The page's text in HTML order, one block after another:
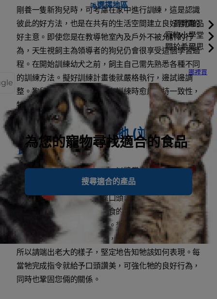
選擇地區
瀏覽產品
寵物小學堂
關於希爾思
哪裡買
為您的寵物尋找適合的食品
搜尋適合的產品
剛養一隻新狗兒時，可考慮在家中進行訓練，這是認識
彼此的好方法，也是在共有的生活空間建立良好習慣的
好主意。即使您是在教導牠室內及戶外不被允許的行
為，天生視飼主為領導者的狗兒仍會很享受這個學習過
程。在開始訓練幼犬之前，飼主自己需先熟悉各種不同
的訓練方法。擬好訓練計畫後就嚴格執行，邊試邊調
整。狗兒是習慣的動物，您在訓練時愈能保持一致性，
牠的行為也就愈能維持一致性。
以老大的地位訓練牠 (並偶爾以零
食輔助)
零食對幼犬具有高度驅動力。以獎賞為出發點的訓練計
畫是鼓勵狗兒學習及遵守命令的妙方，但過量的零食會
使體重上升，因此當愛犬靠口頭命令即可做好指定行為
時，建議您逐漸降低牠對零食的依賴。此外，獎賞不是
飼主獨力訓練時的唯一工具。想想在您家，誰是老大？
狗是一種會成群組幫的動物，天生就會追隨幫中老大；
所以請端出老大的樣子，堅定地告知牠該如何表現。每
當牠完成指令就給予口頭讚美，可強化牠的良好行為，
同時也鞏固您倆的關係。